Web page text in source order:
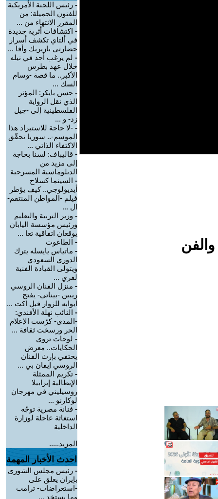
- رئيس اللجنة الأمريكية
للفنون الجميلة: من
المقرر الانتهاء من ...
- اكتشافات أثرية جديدة
في ألتاي تكشف أسرار
حضارتي بازيريك وأفا ...
- لم يرغب أحد في نيله
خلال عهد بطرس
الأكبر.. ما قصة -وسام
السك ...
- حسن بايكر: المؤثر
الذي نقل الرواية
الفلسطينية إلى -جيل
زد- و ...
- -لا حاجة للاستيراد هذا
الموسم-.. سوريا تحقّق
الاكتفاء الذاتي ...
- قاليباف: لسنا بحاجة
إلى مزيد من
الدبلوماسية المسرحية
- السينما كسلاح
أيديولوجي.. كيف يؤطر
فيلم -المواطن المنتقم-
ال ...
- وزير التربية والتعليم
ورئيس مؤسسة اليابان
يوقعان اتفاقية تعا ...
- الطاغوت
- ماتياس يايسله يترك
الدوري السعودي
ويتولى القيادة الفنية
لفري ...
- منزل الفنان الروسي
ريبين -بيناتي- يفتح
أبوابه للزوار قبل اكت ...
- النائب نهلة الأفندي:
-المدى- كرّست الإعلام
الحر ورسخت ثقافة ...
- لوحات تروي
الحكايات.. معرض
يحتفي بإرث الفنان
الروسي إيفان بي ...
- تكريم الممثلة
الإيطالية إيزابيلا
روسيليني في مهرجان
لوكارنو ...
- فنانة مصرية توجّه
استغاثة عاجلة لوزارة
الداخلية
المزيد.....
احدث الأخبار المهمة
- رئيس مجلس الشورى
بإيران يعلق على
-استعراضات- ترامب
وما يستخد ...